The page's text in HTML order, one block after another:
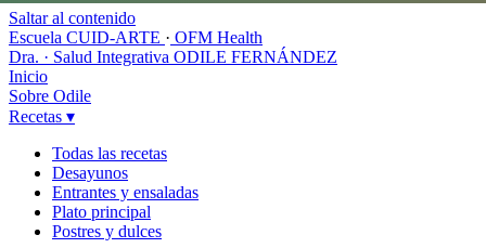
Saltar al contenido
Escuela CUID-ARTE · OFM Health
Dra. · Salud Integrativa ODILE FERNÁNDEZ
Inicio
Sobre Odile
Recetas ▾
Todas las recetas
Desayunos
Entrantes y ensaladas
Plato principal
Postres y dulces